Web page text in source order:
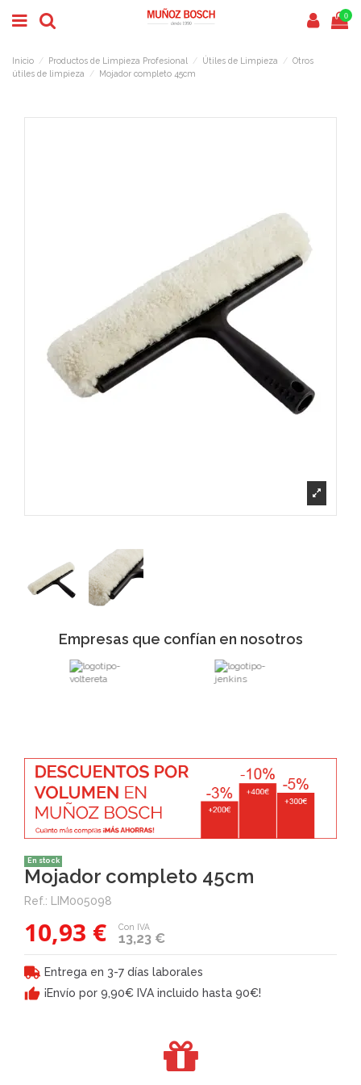
0
Inicio Productos de Limpieza Profesional Útiles de Limpieza
Otros
útiles de limpieza
Mojador completo 45cm
Empresas que confían en nosotros
En stock
Mojador completo 45cm
Ref.: LIM005098
10,93 € 13,23 €
Con IVA
Entrega en 3-7 días laborales
¡Envío por 9,90€ IVA incluido hasta 90€!